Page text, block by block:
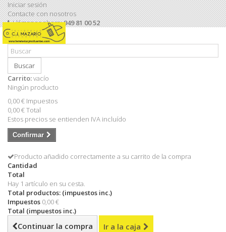
Iniciar sesión
Contacte con nosotros
Llámanos ahora:949 81 00 52
Buscar
Carrito:vacío
Ningún producto
0,00 € Impuestos
0,00 €Total
Estos precios se entienden IVA incluído
Confirmar
Producto añadido correctamente a su carrito de la compra
Cantidad
Total
Hay 1 artículo en su cesta.
Total productos: (impuestos inc.)
Impuestos 0,00 €
Total (impuestos inc.)
Continuar la compra Ir a la caja